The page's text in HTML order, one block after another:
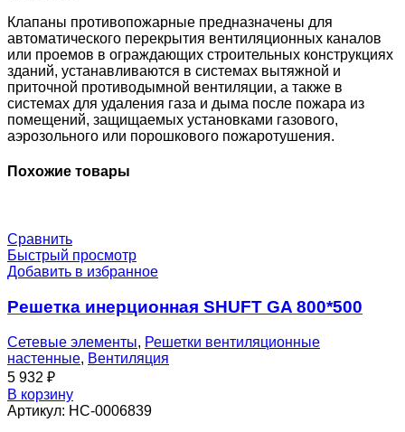
Kl-
МС
Клапаны противопожарные предназначены для
автоматического перекрытия вентиляционных каналов
или проемов в ограждающих строительных конструкциях
зданий, устанавливаются в системах вытяжной и
приточной противодымной вентиляции, а также в
системах для удаления газа и дыма после пожара из
помещений, защищаемых установками газового,
аэрозольного или порошкового пожаротушения.
Похожие товары
Сравнить
Быстрый просмотр
Добавить в избранное
Решетка инерционная SHUFT GA 800*500
Сетевые элементы, Решетки вентиляционные
настенные, Вентиляция
5 932 ₽
В корзину
Артикул: НС-0006839